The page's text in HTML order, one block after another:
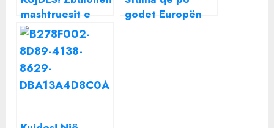
mashtruesit e
radhës me
suplementet
ushqimore!
godet Europën